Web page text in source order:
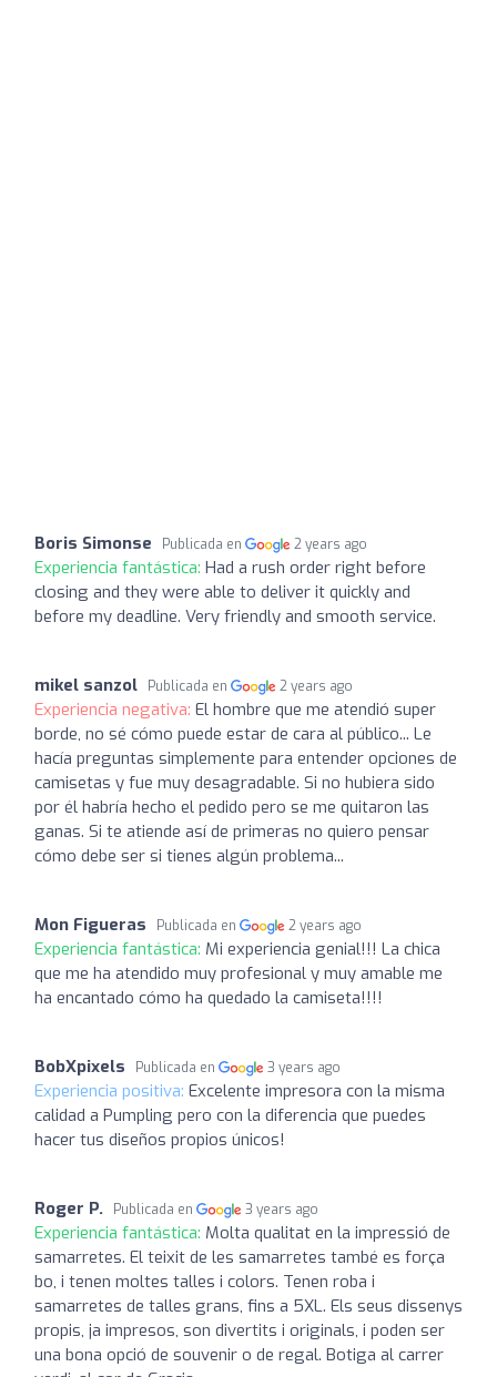
Boris Simonse Publicada en 2 years ago
Experiencia fantástica: Had a rush order right before
closing and they were able to deliver it quickly and
before my deadline. Very friendly and smooth service.
mikel sanzol Publicada en 2 years ago
Experiencia negativa: El hombre que me atendió super
borde, no sé cómo puede estar de cara al público... Le
hacía preguntas simplemente para entender opciones de
camisetas y fue muy desagradable. Si no hubiera sido
por él habría hecho el pedido pero se me quitaron las
ganas. Si te atiende así de primeras no quiero pensar
cómo debe ser si tienes algún problema...
Mon Figueras Publicada en 2 years ago
Experiencia fantástica: Mi experiencia genial!!! La chica
que me ha atendido muy profesional y muy amable me
ha encantado cómo ha quedado la camiseta!!!!
BobXpixels Publicada en 3 years ago
Experiencia positiva: Excelente impresora con la misma
calidad a Pumpling pero con la diferencia que puedes
hacer tus diseños propios únicos!
Roger P. Publicada en 3 years ago
Experiencia fantástica: Molta qualitat en la impressió de
samarretes. El teixit de les samarretes també es força
bo, i tenen moltes talles i colors. Tenen roba i
samarretes de talles grans, fins a 5XL. Els seus dissenys
propis, ja impresos, son divertits i originals, i poden ser
una bona opció de souvenir o de regal. Botiga al carrer